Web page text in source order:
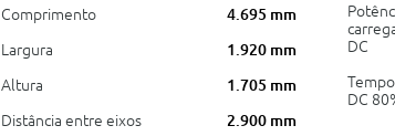
Comprimento
4.695 mm
Largura
1.920 mm
Altura
1.705 mm
Distância entre eixos
2.900 mm
DC
DC